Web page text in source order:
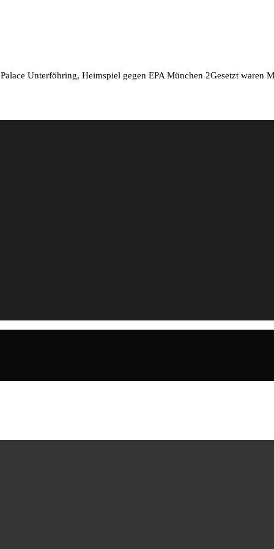
Unterföhring, Heimspiel gegen EPA München 2Gesetzt